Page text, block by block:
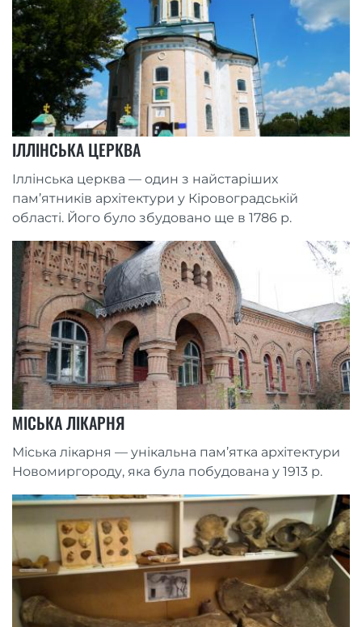
ІЛЛІНСЬКА ЦЕРКВА
Іллінська церква — один з найстаріших
пам’ятників архітектури у Кіровоградській
області. Його було збудовано ще в 1786 р.
МІСЬКА ЛІКАРНЯ
Міська лікарня — унікальна пам’ятка архітектури
Новомиргороду, яка була побудована у 1913 р.